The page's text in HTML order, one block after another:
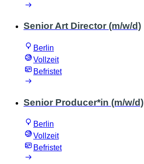
Senior Art Director (m/w/d)
Berlin
Vollzeit
Befristet
Senior Producer*in (m/w/d)
Berlin
Vollzeit
Befristet